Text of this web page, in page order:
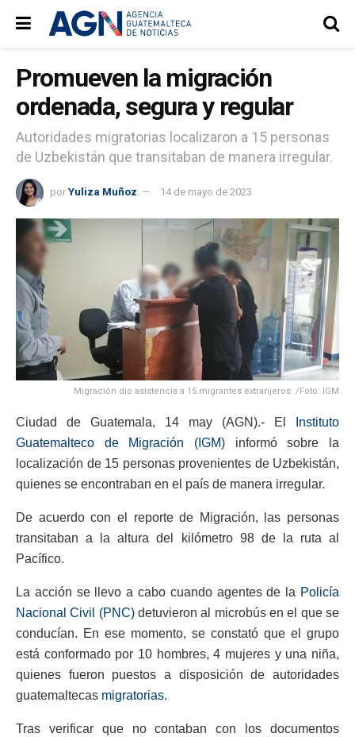
Promueven la migración
ordenada, segura y regular
Autoridades migratorias localizaron a 15 personas
de Uzbekistán que transitaban de manera irregular.
por Yuliza Muñoz 14 de mayo de 2023
Migración dio asistencia a 15 migrantes extranjeros. /Foto: IGM
Ciudad de Guatemala, 14 may (AGN).- El
Instituto
Guatemalteco de Migración (IGM) informó sobre la
localización de 15 personas provenientes de Uzbekistán,
quienes se encontraban en el país de manera irregular.
De acuerdo con el reporte de Migración, las personas
transitaban a la altura del kilómetro 98 de la ruta al
Pacífico.
La acción se llevo a cabo cuando agentes de la Policía
Nacional Civil (PNC)detuvieron al microbús en el que se
conducían. En ese momento, se constató que el grupo
está conformado por 10 hombres, 4 mujeres y una niña,
quienes fueron puestos a disposición de autoridades
guatemaltecas migratorias.
Tras verificar que no contaban con los documentos